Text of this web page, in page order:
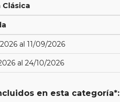
al 11/09/2026
al 24/10/2026
en esta categoría*: